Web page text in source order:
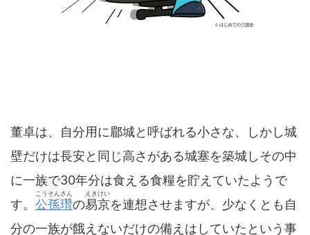
董卓は、自分用に郿城と呼ばれる小さな、しかし城
壁だけは長安と同じ高さがある城塞を築城しその中
に一族で30年分は食える食糧を貯えていたようで
す。 公孫瓚
こうそんさん
の易京
えきけい
を連想させますが、少なくとも自
分の一族が餓えないだけの備えはしていたという事